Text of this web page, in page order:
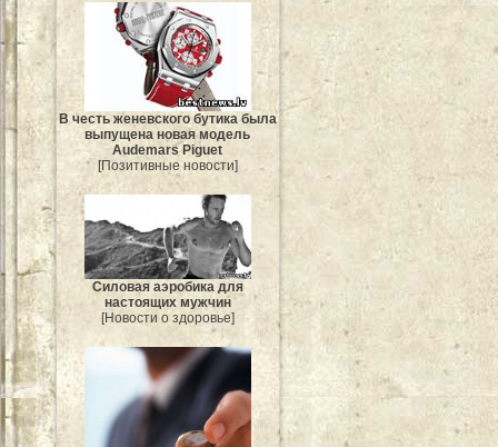
В честь женевского бутика была
выпущена новая модель
Audemars Piguet
[Позитивные новости]
Силовая аэробика для
настоящих мужчин
[Новости о здоровье]